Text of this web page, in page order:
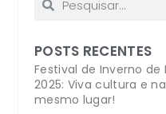
POSTS RECENTES
Festival de Inverno de
2025: Viva cultura e
mesmo lugar!